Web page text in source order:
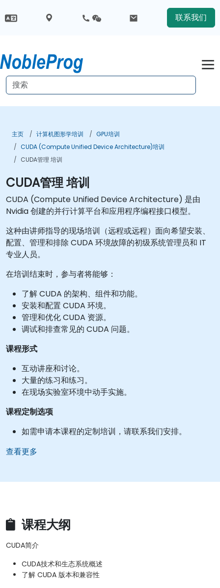
联系我们
主页 计算机图形学培训
GPU培训
CUDA (Compute Unified Device Architecture)培训
CUDA管理 培训
CUDA管理 培训
CUDA (Compute Unified Device Architecture) 是由
Nvidia 创建的并行计算平台和应用程序编程接口模型。
这种由讲师指导的现场培训（远程或远程）面向希望安装、
配置、管理和排除 CUDA 环境故障的初级系统管理员和 IT
专业人员。
在培训结束时，参与者将能够：
了解 CUDA 的架构、组件和功能。
安装和配置 CUDA 环境。
管理和优化 CUDA 资源。
调试和排查常见的 CUDA 问题。
课程形式
互动讲座和讨论。
大量的练习和练习。
在现场实验室环境中动手实施。
课程定制选项
如需申请本课程的定制培训，请联系我们安排。
查看更多
课程大纲
CUDA简介
CUDA技术和生态系统概述
了解 CUDA 版本和兼容性